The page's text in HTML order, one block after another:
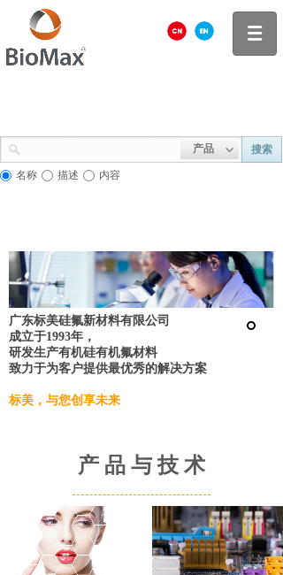
产品 搜索
名称 描述 内容
广东标美硅氟新材料有限公司
成立于1993年，
研发生产有机硅有机氟材料
致力于为客户提供最优秀的解决方案
标美，与您创享未来
产 品 与 技 术